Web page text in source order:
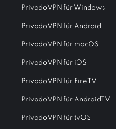
PrivadoVPN für Windows
PrivadoVPN für Android
PrivadoVPN für macOS
PrivadoVPN für iOS
PrivadoVPN für FireTV
PrivadoVPN für AndroidTV
PrivadoVPN für tvOS